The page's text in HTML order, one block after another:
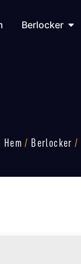
Berlocker
Hem / Berlocker /